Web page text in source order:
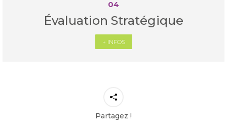
04
Évaluation Stratégique
+ INFOS
Partagez !